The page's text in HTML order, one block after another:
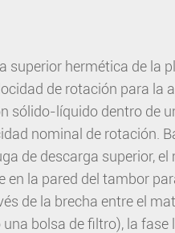
superior hermética de la
de rotación para la
sólido-líquido dentro de
nominal de rotación.
de descarga superior, el
la pared del tambor
de la brecha entre el
bolsa de filtro), la fase